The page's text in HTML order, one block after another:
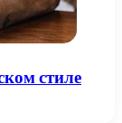
стиле